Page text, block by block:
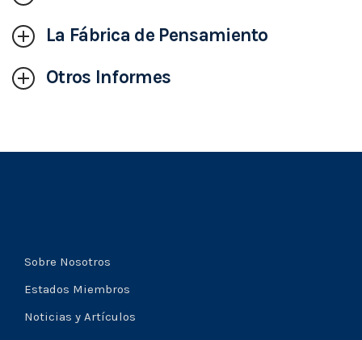
La Fábrica de Pensamiento
Otros Informes
Sobre Nosotros
Estados Miembros
Noticias y Artículos